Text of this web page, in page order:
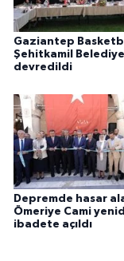
Gaziantep
Şehitkamil
devredildi
Depremde hasar
Ömeriye Cami
ibadete açıldı